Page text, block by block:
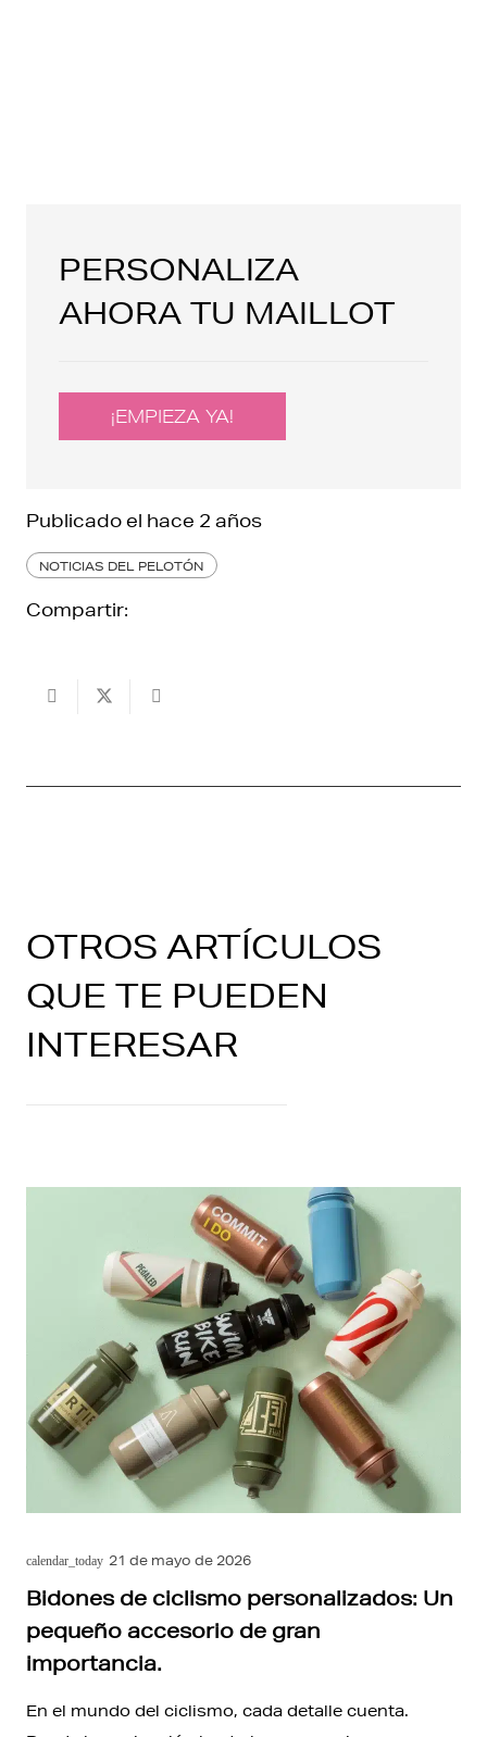
PERSONALIZA
AHORA TU MAILLOT
¡EMPIEZA YA!
Publicado el hace 2 años
NOTICIAS DEL PELOTÓN
Compartir:
OTROS ARTÍCULOS
QUE TE PUEDEN
INTERESAR
calendar_today 21 de mayo de 2026
Bidones de ciclismo personalizados: Un
pequeño accesorio de gran
importancia.
En el mundo del ciclismo, cada detalle cuenta.